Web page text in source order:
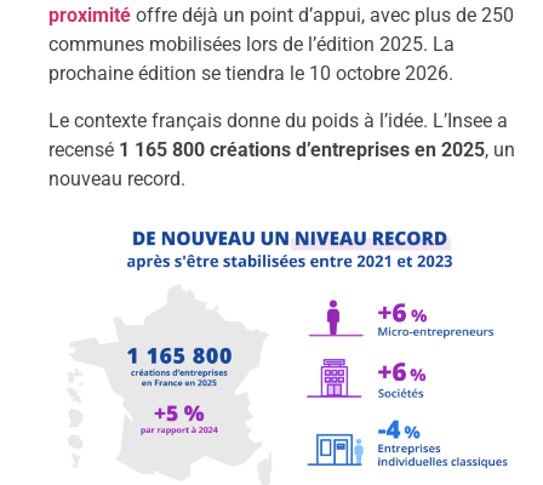
proximité offre déjà un point d’appui, avec plus de 250
communes mobilisées lors de l’édition 2025. La
prochaine édition se tiendra le 10 octobre 2026.
Le contexte français donne du poids à l’idée. L’Insee a
recensé 1 165 800 créations d’entreprises en 2025, un
nouveau record.